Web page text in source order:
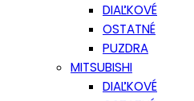
DIAĽKOVÉ
OSTATNÉ
PUZDRA
MITSUBISHI
DIAĽKOVÉ